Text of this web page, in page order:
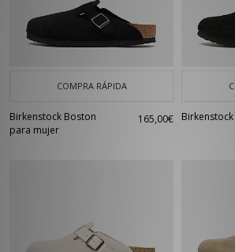
COMPRA RÁPIDA
Birkenstock Boston
para mujer
165,00€